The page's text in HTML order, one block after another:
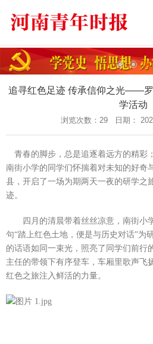
网站导航
国际资讯
金融观察
关于我们
联系我们
自然生态
社会法制
广告服务
返回首页
追寻红色足迹 传承信仰之光——
学活动
浏览次数： 29 日期：
青春的脚步，总是追逐着远方的精彩
南街小学的同学们怀揣着对未知的好
县，开启了一场为期两天一夜的研学之
迹。
四月的清晨带着丝丝凉意，南街小
句“踏上红色土地，便是与历史对话”为
的话语如同一束光，照亮了同学们前行
主任的带领下有序登车，车厢里歌声飞
红色之旅注入鲜活的力量。